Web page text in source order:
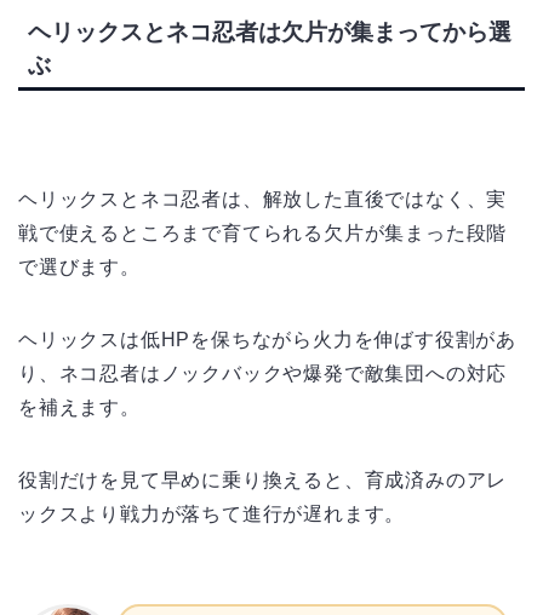
ヘリックスとネコ忍者は欠片が集まってから選
ぶ
ヘリックスとネコ忍者は、解放した直後ではなく、実
戦で使えるところまで育てられる欠片が集まった段階
で選びます。
ヘリックスは低HPを保ちながら火力を伸ばす役割があ
り、ネコ忍者はノックバックや爆発で敵集団への対応
を補えます。
役割だけを見て早めに乗り換えると、育成済みのアレ
ックスより戦力が落ちて進行が遅れます。